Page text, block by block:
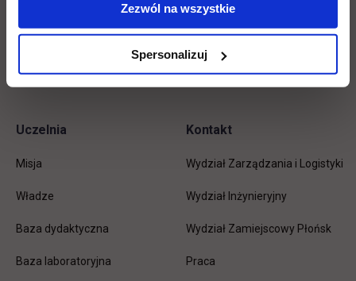
Zezwól na wszystkie
Spersonalizuj
Biblioteka
Stypendia
Uczelnia
Misja
Władze
Baza dydaktyczna
Baza laboratoryjna
Kontakt
Wydział Zarządzania i Logistyki
Wydział Inżynieryjny
Wydział Zamiejscowy Płońsk
Praca